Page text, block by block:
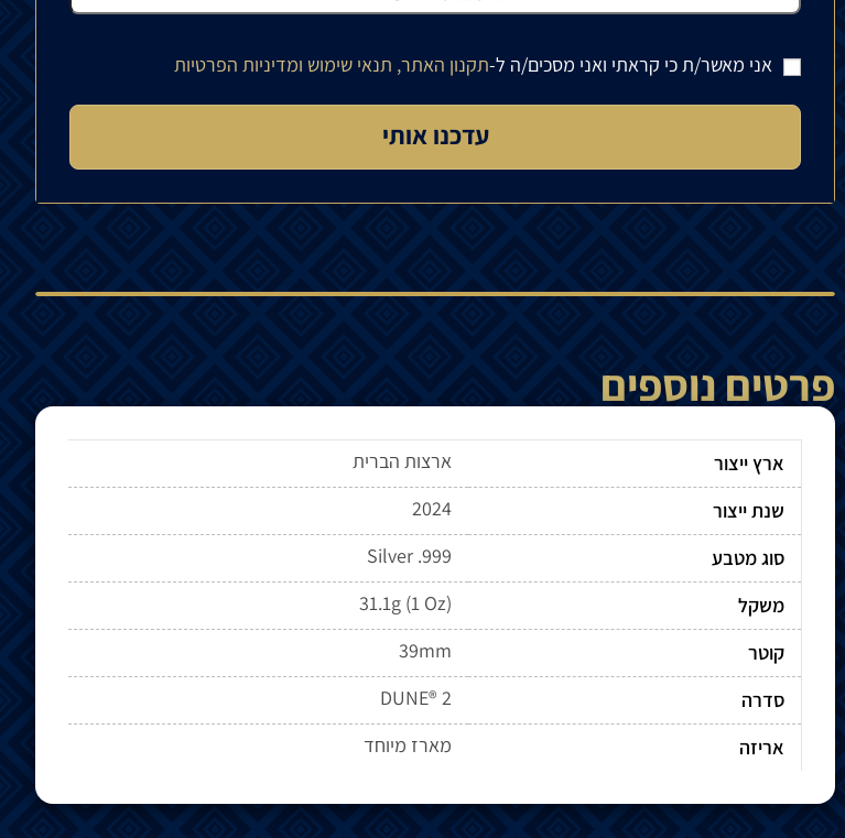
אני מאשר/ת כי קראתי ואני מסכים/ה ל-תקנון האתר, תנאי שימוש ומדיניות הפרטיות
פרטים נוספים
ארץ ייצור
ארצות הברית
שנת ייצור
2024
סוג מטבע
Silver .999
משקל
31.1g (1 Oz)
קוטר
39mm
סדרה
DUNE® 2
אריזה
מארז מיוחד